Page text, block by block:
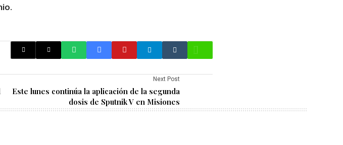
Next Post
Este lunes continúa la aplicación de la segunda
dosis de Sputnik V en Misiones